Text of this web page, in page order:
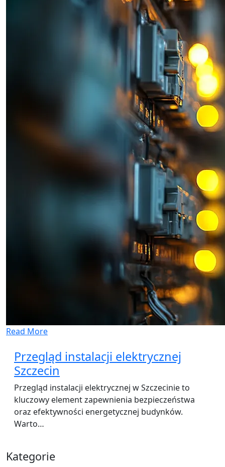
Read More
Przegląd instalacji elektrycznej
Szczecin
Przegląd instalacji elektrycznej w Szczecinie to
kluczowy element zapewnienia bezpieczeństwa
oraz efektywności energetycznej budynków.
Warto…
Kategorie